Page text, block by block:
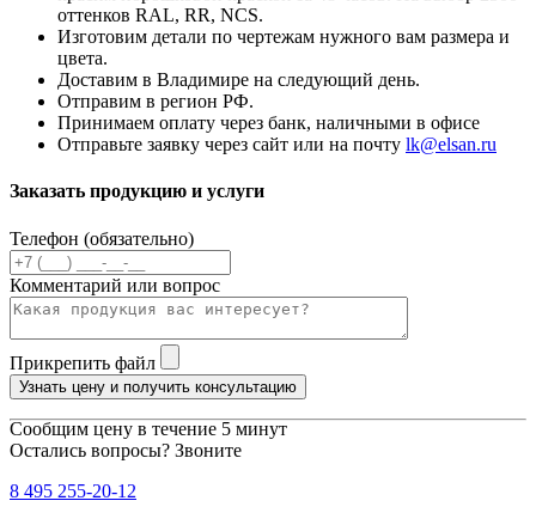
оттенков RAL, RR, NCS.
Изготовим детали по чертежам нужного вам размера и
цвета.
Доставим в Владимире на следующий день.
Отправим в регион РФ.
Принимаем оплату через банк, наличными в офисе
Отправьте заявку через сайт или на почту lk@elsan.ru
Заказать продукцию и услуги
Телефон (обязательно)
Комментарий или вопрос
Прикрепить файл
Узнать цену и получить консультацию
Сообщим цену в течение 5 минут
Остались вопросы? Звоните
8 495 255-20-12